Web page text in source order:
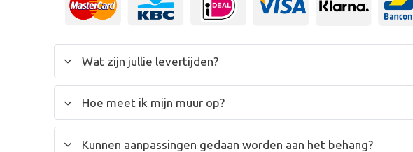
Wat zijn jullie levertijden?
Hoe meet ik mijn muur op?
Kunnen aanpassingen gedaan worden aan het behang?